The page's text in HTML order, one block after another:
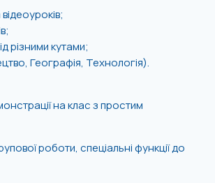
різними кутами;
Географія, Технологія).
на клас з простим
роботи, спеціальні функції до